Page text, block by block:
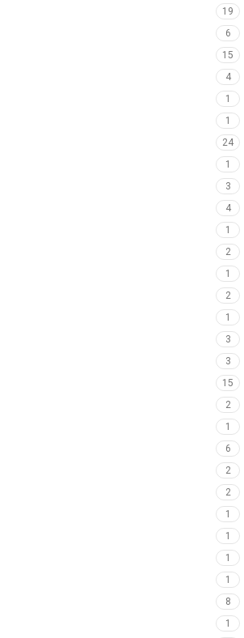
19
6
15
4
1
1
24
1
3
4
1
2
1
2
1
3
3
15
2
1
6
2
2
1
1
1
1
8
1